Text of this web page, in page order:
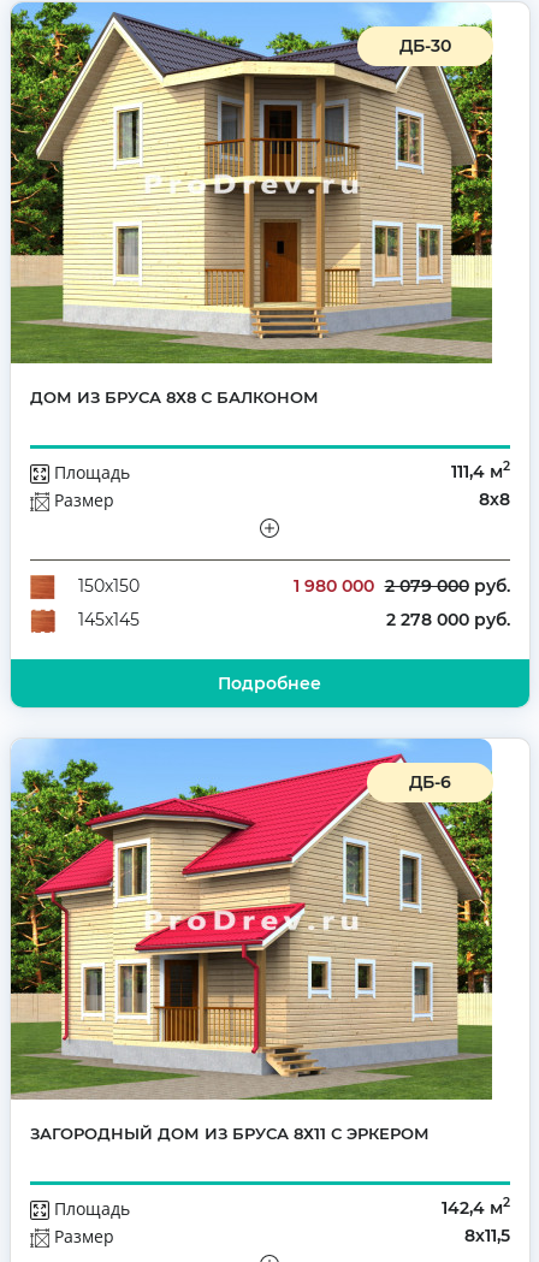
ДБ-30
ДОМ ИЗ БРУСА 8Х8 С БАЛКОНОМ
Площадь 111,4 м2
Размер 8х8
Количество комнат
3
150х150
1 980 000 2 079 000руб.
145х145
2 278 000 руб.
Подробнее
ДБ-6
ЗАГОРОДНЫЙ ДОМ ИЗ БРУСА 8Х11 С ЭРКЕРОМ
Площадь 142,4 м2
Размер 8х11,5